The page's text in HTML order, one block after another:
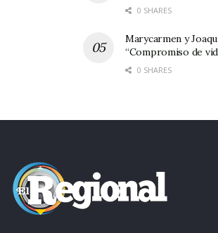
0 SHARES
Marycarmen y
“Compromiso de
0 SHARES